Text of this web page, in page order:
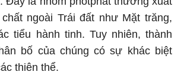
ngoài Trái đất như Mặt trăng,
tiểu hành tinh. Tuy nhiên, thành
bố của chúng có sự khác biệt
thiên thể.